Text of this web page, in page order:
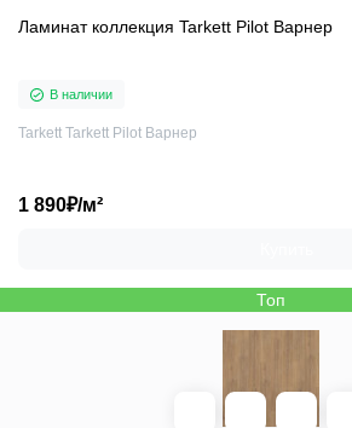
Ламинат коллекция Tarkett Pilot Варнер
В наличии
Tarkett Tarkett Pilot Варнер
1 890₽/м²
Топ